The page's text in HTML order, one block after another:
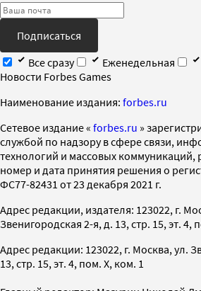
Подписаться
Все сразу
Еженедельная
Новости Forbes Games
Наименование издания: forbes.ru
Cетевое издание « forbes.ru »
службой по надзору в сфере связи,
технологий и массовых коммуникаций,
номер и дата принятия решения о
ФС77-82431 от 23 декабря 2021 г.
Адрес редакции, издателя: 123022, г.
Звенигородская 2-я, д. 13, стр. 15, эт. 4,
Адрес редакции: 123022, г. Москва, ул.
13, стр. 15, эт. 4, пом. X, ком. 1